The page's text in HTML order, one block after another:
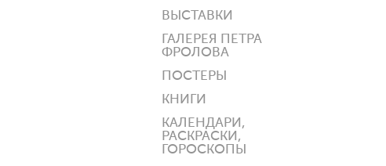
ВЫСТАВКИ
ГАЛЕРЕЯ ПЕТРА
ФРОЛОВА
ПОСТЕРЫ
КНИГИ
КАЛЕНДАРИ,
РАСКРАСКИ,
ГОРОСКОПЫ